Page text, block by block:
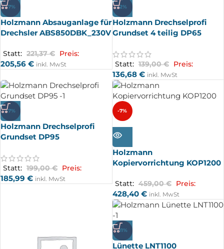
-7%
Holzmann Absauganlage für
Drechsler ABS850DBK_230V
Statt: 221,37€ Preis:
205,56 € inkl. MwSt
-2%
Holzmann Drechselprofi
Grundset 4 teilig DP65
Statt: 139,00€ Preis:
136,68 € inkl. MwSt
-7%
Holzmann Drechselprofi
Grundset DP95
Statt: 199,00€ Preis:
185,99 € inkl. MwSt
-7%
AUSV
ERKA
UFT
Holzmann
Kopiervorrichtung KOP1200
Statt: 459,00€ Preis:
428,40 € inkl. MwSt
-11%
Lünette LNT1100